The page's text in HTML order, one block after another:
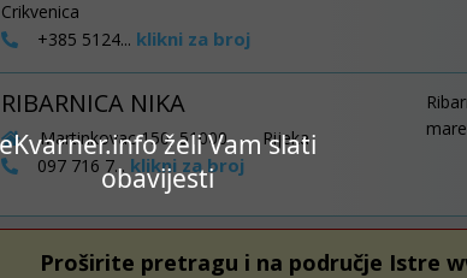
eKvarner.info želi Vam slati
obavijesti
Crikvenica
+385 5124... klikni za broj
RIBARNICA NIKA
Martinkovac 150, 51000 - Rijeka
097 716 7... klikni za broj
Proširite pretragu i na područje Istre